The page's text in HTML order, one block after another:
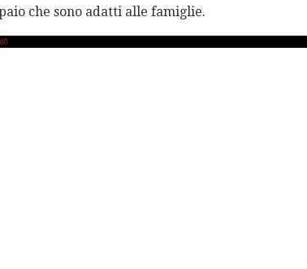
che sono adatti alle famiglie.